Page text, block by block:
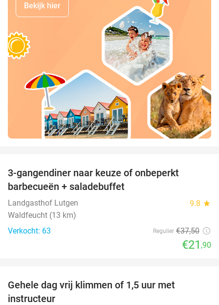
Bekijk hier
3-gangendiner naar keuze of onbeperkt
barbecueën + saladebuffet
Landgasthof Lutgen 9.8 star
Waldfeucht (13 km)
Verkocht: 63
Regulier €37,50
€21 ,90
Gehele dag vrij klimmen of 1,5 uur met
instructeur